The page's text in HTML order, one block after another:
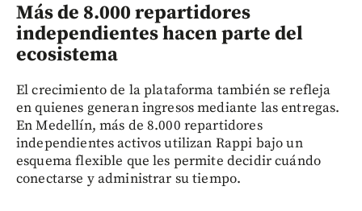
Más de 8.000 repartidores
independientes hacen parte del
ecosistema
El crecimiento de la plataforma también se refleja
en quienes generan ingresos mediante las entregas.
En Medellín, más de 8.000 repartidores
independientes activos utilizan Rappi bajo un
esquema flexible que les permite decidir cuándo
conectarse y administrar su tiempo.